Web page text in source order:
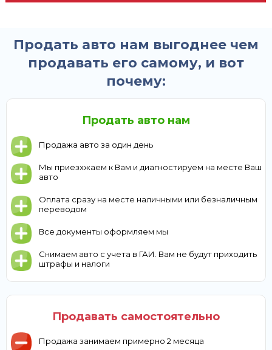
Продать авто нам выгоднее чем
продавать его самому, и вот
почему:
Продать авто нам
Продажа авто за один день
Мы приезхжаем к Вам и диагностируем на месте Ваш
авто
Оплата сразу на месте наличными или безналичным
переводом
Все документы оформляем мы
Снимаем авто с учета в ГАИ. Вам не будут приходить
штрафы и налоги
Продавать самостоятельно
Продажа занимаем примерно 2 месяца